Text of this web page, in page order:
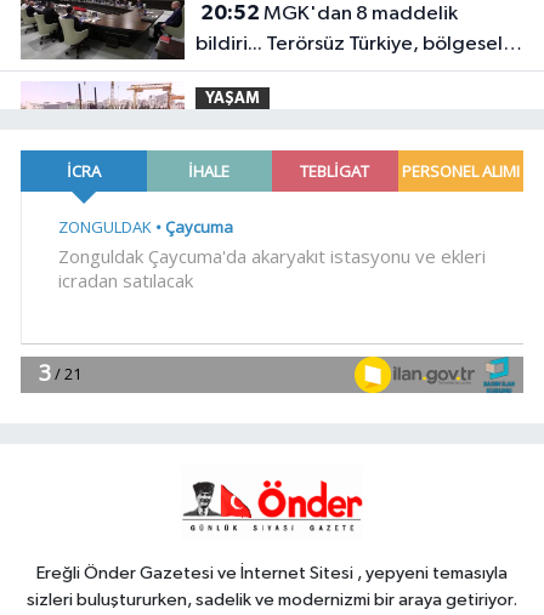
20:52
bildiri... Terörsüz Türkiye, bölgesel
güvenlik ve Gazze mesajı
YAŞAM
gemi
18:52Türk Tarih Kurumu'ndan tarihi
18:48 .
Ereğli Önder Gazetesi ve İnternet Sitesi , yepyeni temasıyla
sizleri buluştururken, sadelik ve modernizmi bir araya getiriyor.